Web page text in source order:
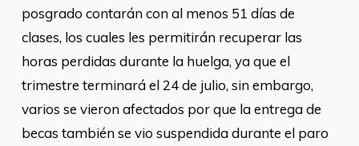
posgrado contarán con al menos 51 días de
clases, los cuales les permitirán recuperar las
horas perdidas durante la huelga, ya que el
trimestre terminará el 24 de julio, sin embargo,
varios se vieron afectados por que la entrega de
becas también se vio suspendida durante el paro